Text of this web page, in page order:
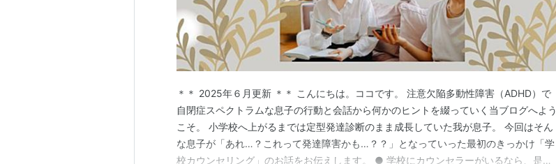
＊＊ 2025年６月更新 ＊＊ こんにちは。ココです。 注意欠陥多動性障害（ADHD）で
自閉症スペクトラムな息子の行動と会話から何かのヒントを綴っていく当ブログへよう
こそ。 小学校へ上がるまでは定型発達診断のまま成長していた我が息子。 今回はそん
な息子が「あれ…？これって発達障害かも…？？」となっていった最初のきっかけ「学
校カウンセリング」のお話をお伝えします。 ● 学校にカウンセラーがいるなら、是非